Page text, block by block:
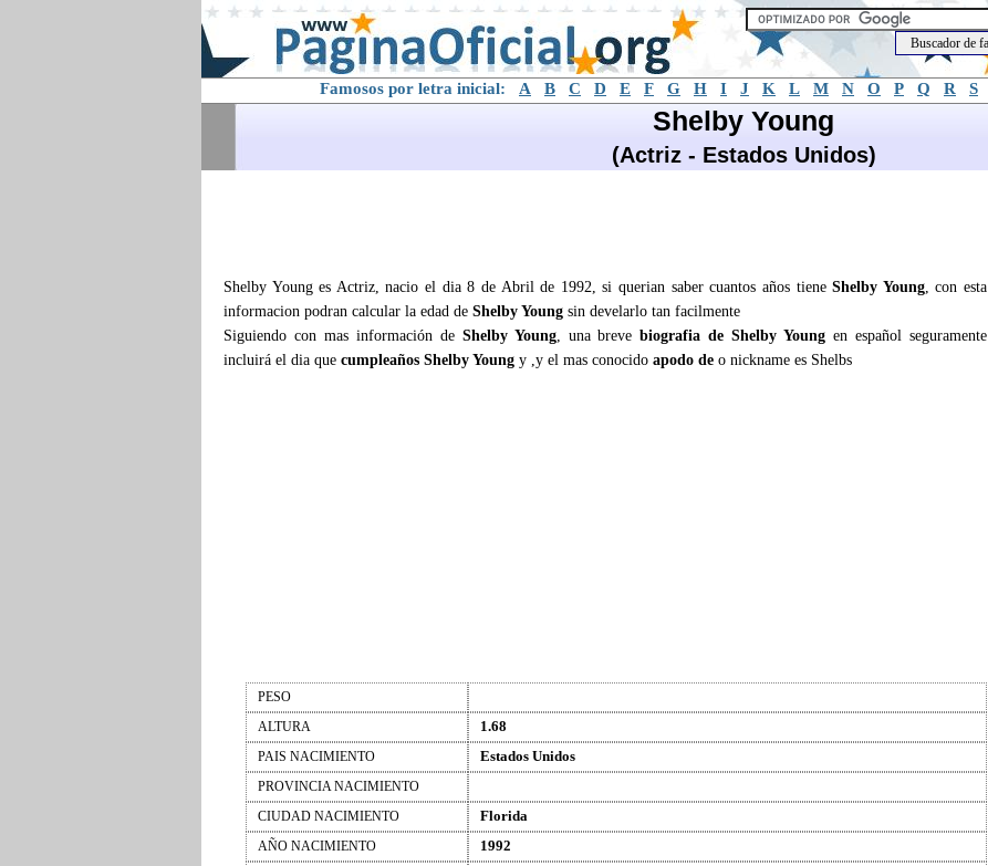
Famosos por letra inicial: A B C D E F G H I J K L M N O P Q R S
Shelby Young
(Actriz - Estados Unidos)
Shelby Young es Actriz, nacio el dia 8 de Abril de 1992, si querian saber cuantos años tieneShelby Young, con esta
informacion podran calcular la edad de Shelby Young sin develarlo tan facilmente
Siguiendo con mas información de Shelby Young, una brevebiografia de Shelby Young en español seguramente
incluirá el dia que cumpleaños Shelby Young y ,y el mas conocido apodo de o nickname es Shelbs
PESO
ALTURA
1.68
PAIS NACIMIENTO Estados Unidos
PROVINCIA NACIMIENTO
CIUDAD NACIMIENTO
Florida
AÑO NACIMIENTO 1992